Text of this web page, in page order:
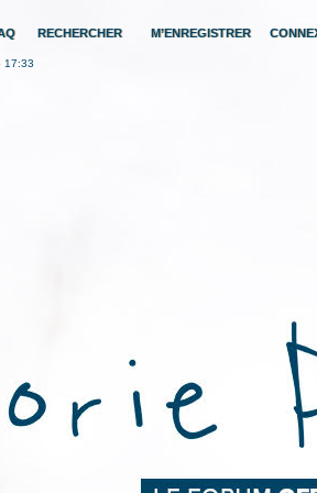
RECHERCHER M’ENREGISTRER
17:33